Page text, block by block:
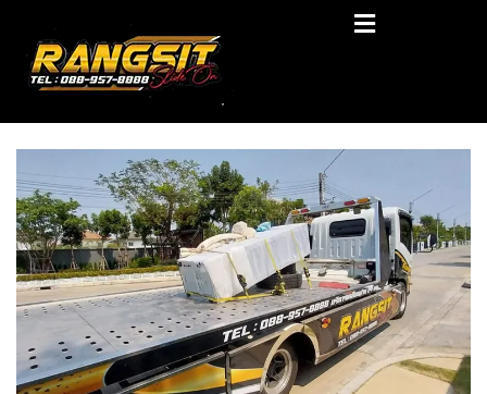
content
RANGSIT SlideON
รถยก168 รถสไลด์รังสิต รถสไลด์ ราคาถูก